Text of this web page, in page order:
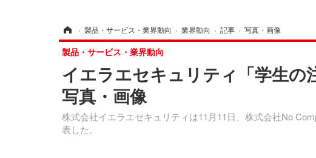
› 製品・サービス・業界動向 › 業界動向 › 記事 › 写真・画像
イエラエセキュリティ「学生の
写真・画像
株式会社イエラエセキュリティは11月11日、株式会社No
表した。
製品・サービス・業界動向